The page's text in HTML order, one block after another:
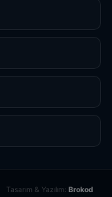
Tasarım & Yazılım: Brokod